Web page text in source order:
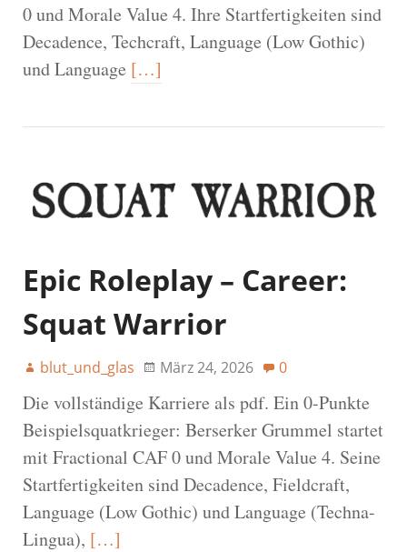
0 und Morale Value 4. Ihre Startfertigkeiten sind
Decadence, Techcraft, Language (Low Gothic)
und Language […]
Epic Roleplay – Career:
Squat Warrior
blut_und_glas März 24, 2026 0
Die vollständige Karriere als pdf. Ein 0-Punkte
Beispielsquatkrieger: Berserker Grummel startet
mit Fractional CAF 0 und Morale Value 4. Seine
Startfertigkeiten sind Decadence, Fieldcraft,
Language (Low Gothic) und Language (Techna-
Lingua), […]